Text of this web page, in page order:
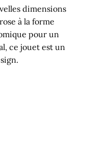
dimensions
à la forme
pour un
ce jouet est un